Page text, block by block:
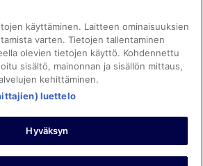
tai peruuttaminen
hyvityskupongeilla
ja aikarajat
Groupin yritys. Kaikki oikeudet
ebookersin logo ovat Expedia, Inc.:n
käyttäminen. Laitteen ominaisuuksien
varten. Tietojen tallentaminen
olevien tietojen käyttö. Kohdennettu
sisältö, mainonnan ja sisällön mittaus,
kehittäminen.
luettelo
Hyväksyn